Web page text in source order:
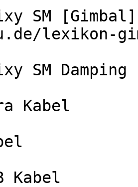
SM
lexikon-
SM
Kabel
Kabel